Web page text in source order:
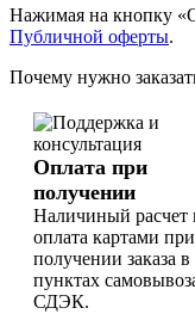
Нажимая на кнопку
Публичной оферты.
Почему нужно
Оплата при
получении
Наличиный расчет
оплата картами при
получении заказа в
пунктах
СДЭК.